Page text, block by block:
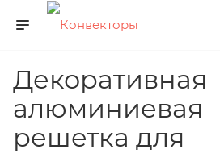
Декоративная
алюминиевая
решетка для